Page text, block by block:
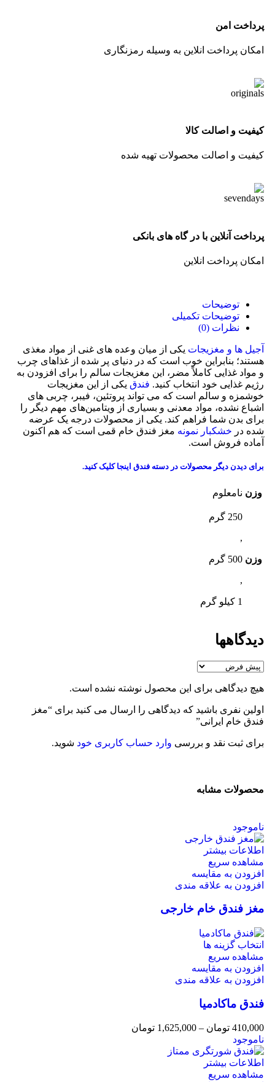
پرداخت امن
امکان پرداخت انلاین به وسیله رمزنگاری
کیفیت و اصالت کالا
کیفیت و اصالت محصولات تهیه شده
پرداخت آنلاین با در گاه های بانکی
امکان پرداخت انلاین
توضیحات
توضیحات تکمیلی
نظرات (0)
آجیل ها و مغزیجات یکی از میان وعده‌ های غنی از مواد مغذی
هستند؛ بنابراین خوب است که در دنیای پر شده از غذاهای چرب
و مواد غذایی کاملاً مضر، این مغزیجات سالم را برای افزودن به
رژیم غذایی خود انتخاب کنید. فندق یکی از این مغزیجات
خوشمزه و سالم است که می تواند پروتئین، فیبر، چربی‌ های
اشباع ‌نشده، مواد معدنی و بسیاری از ویتامین‌های مهم دیگر را
برای بدن شما فراهم کند. یکی از محصولات درجه یک عرضه
شده در خشکبار نمونه مغز فندق خام قمی است که هم اکنون
آماده فروش است.
برای دیدن دیگر محصولات در دسته فندق اینجا کلیککنید.
وزن نامعلوم
وزن
250 گرم
,
500 گرم
,
1 کیلو گرم
دیدگاهها
هیچ دیدگاهی برای این محصول نوشته نشده است.
اولین نفری باشید که دیدگاهی را ارسال می کنید برای “مغز
فندق خام ایرانی”
برای ثبت نقد و بررسی وارد حساب کاربری خود شوید.
محصولات مشابه
ناموجود
اطلاعات بیشتر
مشاهده سریع
افزودن به مقایسه
افزودن به علاقه مندی
مغز فندق خام خارجی
انتخاب گزینه ها
مشاهده سریع
افزودن به مقایسه
افزودن به علاقه مندی
فندق ماکادمیا
410,000 تومان –
1,625,000 تومان
ناموجود
اطلاعات بیشتر
مشاهده سریع